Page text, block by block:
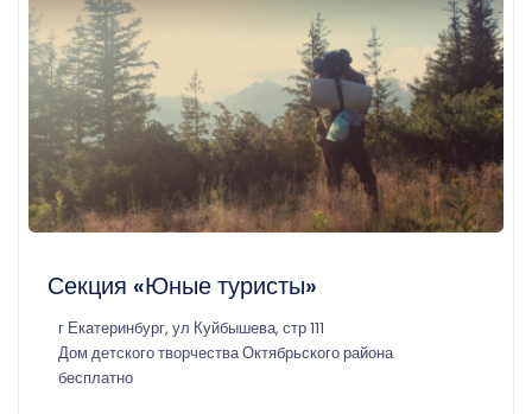
Секция «Юные туристы»
г Екатеринбург, ул Куйбышева, стр 111
Дом детского творчества Октябрьского района
бесплатно